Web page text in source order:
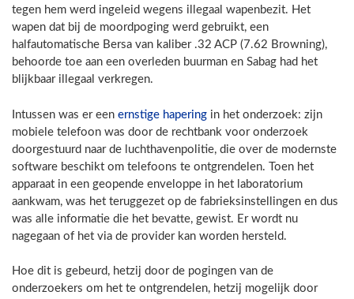
tegen hem werd ingeleid wegens illegaal wapenbezit. Het
wapen dat bij de moordpoging werd gebruikt, een
halfautomatische Bersa van kaliber .32 ACP (7.62 Browning),
behoorde toe aan een overleden buurman en Sabag had het
blijkbaar illegaal verkregen.
Intussen was er een ernstige hapering in het onderzoek: zijn
mobiele telefoon was door de rechtbank voor onderzoek
doorgestuurd naar de luchthavenpolitie, die over de modernste
software beschikt om telefoons te ontgrendelen. Toen het
apparaat in een geopende enveloppe in het laboratorium
aankwam, was het teruggezet op de fabrieksinstellingen en dus
was alle informatie die het bevatte, gewist. Er wordt nu
nagegaan of het via de provider kan worden hersteld.
Hoe dit is gebeurd, hetzij door de pogingen van de
onderzoekers om het te ontgrendelen, hetzij mogelijk door